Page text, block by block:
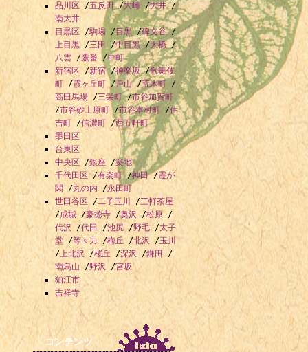
品川区 /五反田/大崎 /大井/
南大井
目黒区/駒場 /目黒/碑文谷/
上目黒 /三田 /中目黒/大橋/
八雲 /鷹番 /中町
新宿区 /新宿/神楽坂/歌舞伎
町 /霞ヶ丘町/戸山/荒木町 /
高田馬場 /三栄町/市谷加賀町
/市谷砂土原町 /市谷本村町 /住
吉町 /信濃町 /西五軒町
墨田区
台東区
中央区 /銀座 /築地
千代田区 /有楽町/神田/霞が
関 /丸の内 /永田町
世田谷区 /二子玉川 /三軒茶屋
/成城 /豪徳寺 /奥沢 /松原 /
代沢 /代田 /池尻/野毛/太子
堂 /等々力 /梅丘 /北沢 /玉川
/上北沢 /桜丘 /深沢 /鎌田
/
南烏山 /野沢 /宮坂
狛江市
吉祥寺
コンテンツ